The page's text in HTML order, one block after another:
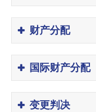
财产分配
国际财产分配
变更判决